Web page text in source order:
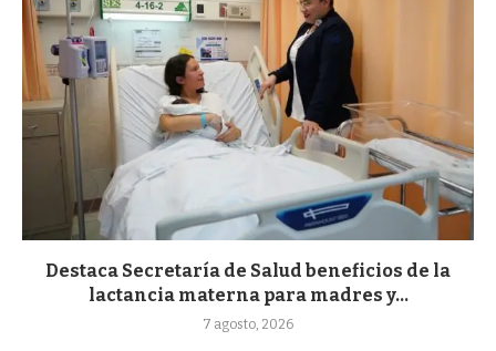
Destaca Secretaría de Salud beneficios de la
lactancia materna para madres y...
7 agosto, 2026